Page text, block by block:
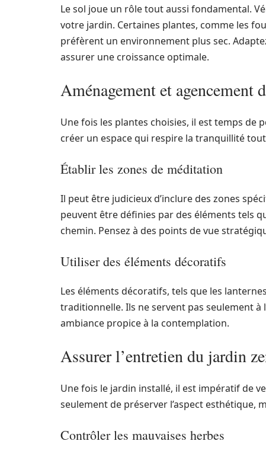
Le sol joue un rôle tout aussi fondamental.
votre jardin. Certaines plantes, comme les
préfèrent un environnement plus sec.
assurer une croissance optimale.
Aménagement et agencement
Une fois les plantes choisies, il est temps de
créer un espace qui respire la tranquillité
Établir les zones de méditation
Il peut être judicieux d’inclure des zones
peuvent être définies par des éléments tels
chemin. Pensez à des points de vue
Utiliser des éléments décoratifs
Les éléments décoratifs, tels que les
traditionnelle. Ils ne servent pas seulement
ambiance propice à la contemplation.
Assurer l’entretien du jardin
Une fois le jardin installé, il est impératif de
seulement de préserver l’aspect esthétique,
Contrôler les mauvaises herbes